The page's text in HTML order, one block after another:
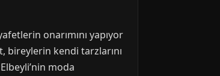
onarımını yapıyor
bireylerin kendi tarzlarını
moda